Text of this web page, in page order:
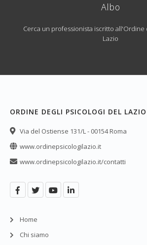
Albo
Cerca un professionista iscritto all'Ordine
Lazio
ORDINE DEGLI PSICOLOGI DEL LAZIO
Via del Ostiense 131/L - 00154 Roma
www.ordinepsicologilazio.it
www.ordinepsicologilazio.it/contatti
Home
Chi siamo